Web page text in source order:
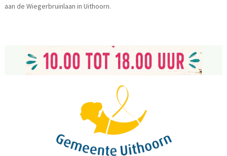
aan de Wiegerbruinlaan in Uithoorn.